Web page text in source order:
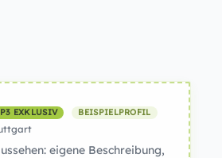
EXKLUSIV BEISPIELPROFIL
eigene Beschreibung,